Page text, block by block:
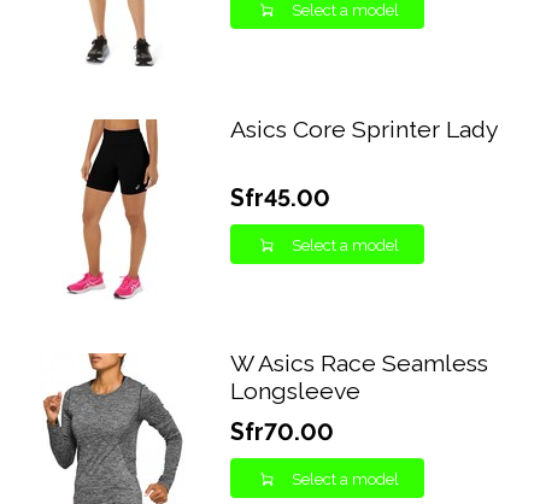
Select a model
Asics Core Sprinter Lady
Sfr45.00
Select a model
W Asics Race Seamless
Longsleeve
Sfr70.00
Select a model